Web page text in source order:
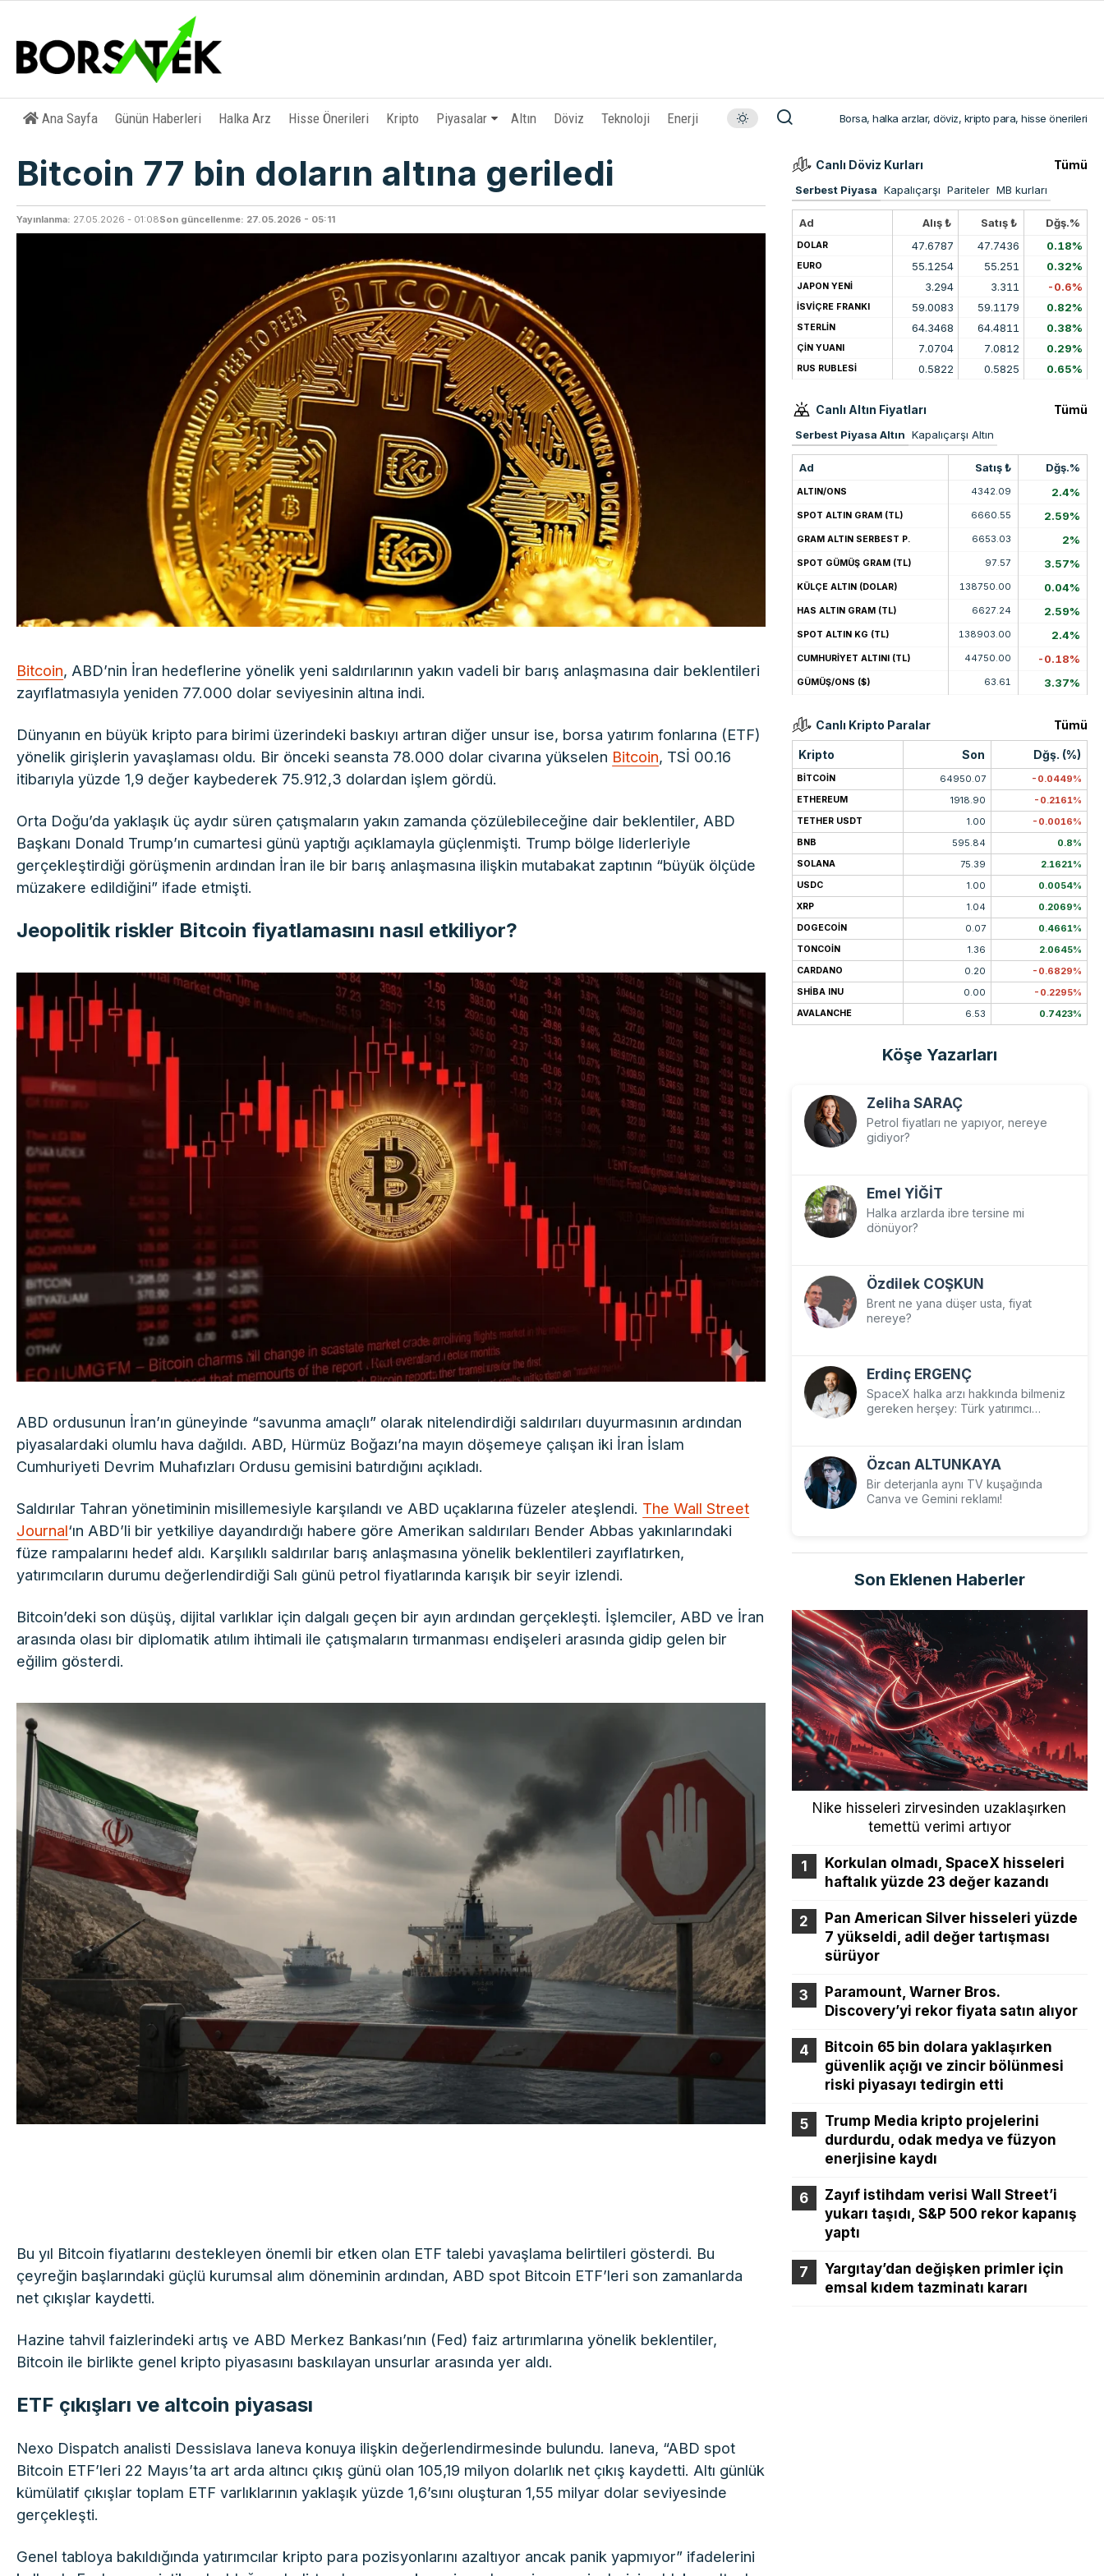
Ana Sayfa Günün Haberleri Halka Arz Hisse Önerileri Kripto Piyasalar Altın Döviz Teknoloji Enerji Borsa, halka arzlar, döviz, kripto para, hisse önerileri
Bitcoin 77 bin doların altına geriledi
Yayınlanma: 27.05.2026 - 01:08Son güncellenme: 27.05.2026 - 05:11
Bitcoin, ABD’nin İran hedeflerine yönelik yeni saldırılarının yakın vadeli bir barış anlaşmasına dair beklentileri
zayıflatmasıyla yeniden 77.000 dolar seviyesinin altına indi.
Dünyanın en büyük kripto para birimi üzerindeki baskıyı artıran diğer unsur ise, borsa yatırım fonlarına (ETF)
yönelik girişlerin yavaşlaması oldu. Bir önceki seansta 78.000 dolar civarına yükselen Bitcoin, TSİ 00.16
itibarıyla yüzde 1,9 değer kaybederek 75.912,3 dolardan işlem gördü.
Orta Doğu’da yaklaşık üç aydır süren çatışmaların yakın zamanda çözülebileceğine dair beklentiler, ABD
Başkanı Donald Trump’ın cumartesi günü yaptığı açıklamayla güçlenmişti. Trump bölge liderleriyle
gerçekleştirdiği görüşmenin ardından İran ile bir barış anlaşmasına ilişkin mutabakat zaptının “büyük ölçüde
müzakere edildiğini” ifade etmişti.
Jeopolitik riskler Bitcoin fiyatlamasını nasıl etkiliyor?
ABD ordusunun İran’ın güneyinde “savunma amaçlı” olarak nitelendirdiği saldırıları duyurmasının ardından
piyasalardaki olumlu hava dağıldı. ABD, Hürmüz Boğazı’na mayın döşemeye çalışan iki İran İslam
Cumhuriyeti Devrim Muhafızları Ordusu gemisini batırdığını açıkladı.
Saldırılar Tahran yönetiminin misillemesiyle karşılandı ve ABD uçaklarına füzeler ateşlendi. The Wall Street
Journal‘ın ABD’li bir yetkiliye dayandırdığı habere göre Amerikan saldırıları Bender Abbas yakınlarındaki
füze rampalarını hedef aldı. Karşılıklı saldırılar barış anlaşmasına yönelik beklentileri zayıflatırken,
yatırımcıların durumu değerlendirdiği Salı günü petrol fiyatlarında karışık bir seyir izlendi.
Bitcoin’deki son düşüş, dijital varlıklar için dalgalı geçen bir ayın ardından gerçekleşti. İşlemciler, ABD ve İran
arasında olası bir diplomatik atılım ihtimali ile çatışmaların tırmanması endişeleri arasında gidip gelen bir
eğilim gösterdi.
Bu yıl Bitcoin fiyatlarını destekleyen önemli bir etken olan ETF talebi yavaşlama belirtileri gösterdi. Bu
çeyreğin başlarındaki güçlü kurumsal alım döneminin ardından, ABD spot Bitcoin ETF’leri son zamanlarda
net çıkışlar kaydetti.
Hazine tahvil faizlerindeki artış ve ABD Merkez Bankası’nın (Fed) faiz artırımlarına yönelik beklentiler,
Bitcoin ile birlikte genel kripto piyasasını baskılayan unsurlar arasında yer aldı.
ETF çıkışları ve altcoin piyasası
Nexo Dispatch analisti Dessislava Ianeva konuya ilişkin değerlendirmesinde bulundu. Ianeva, “ABD spot
Bitcoin ETF’leri 22 Mayıs’ta art arda altıncı çıkış günü olan 105,19 milyon dolarlık net çıkış kaydetti. Altı günlük
kümülatif çıkışlar toplam ETF varlıklarının yaklaşık yüzde 1,6’sını oluşturan 1,55 milyar dolar seviyesinde
gerçekleşti.
Genel tabloya bakıldığında yatırımcılar kripto para pozisyonlarını azaltıyor ancak panik yapmıyor” ifadelerini
Canlı Döviz Kurları Tümü
Serbest Piyasa Kapalıçarşı Pariteler MB kurları
Ad Alış ₺ Satış ₺ Dğş.%
DOLAR 47.6787 47.7436 0.18%
EURO 55.1254 55.251 0.32%
JAPON YENİ 3.294 3.311 -0.6%
İSVİÇRE FRANKI 59.0083 59.1179 0.82%
STERLİN 64.3468 64.4811 0.38%
ÇİN YUANI 7.0704 7.0812 0.29%
RUS RUBLESİ 0.5822 0.5825 0.65%
Canlı Altın Fiyatları Tümü
Serbest Piyasa Altın Kapalıçarşı Altın
Ad Satış ₺ Dğş.%
ALTIN/ONS 4342.09 2.4%
SPOT ALTIN GRAM (TL) 6660.55 2.59%
GRAM ALTIN SERBEST P. 6653.03 2%
SPOT GÜMÜŞ GRAM (TL) 97.57 3.57%
KÜLÇE ALTIN (DOLAR) 138750.00 0.04%
HAS ALTIN GRAM (TL) 6627.24 2.59%
SPOT ALTIN KG (TL) 138903.00 2.4%
CUMHURİYET ALTINI (TL) 44750.00 -0.18%
GÜMÜŞ/ONS ($) 63.61 3.37%
Canlı Kripto Paralar Tümü
Kripto Son Dğş. (%)
BITCOIN 64950.07 -0.0449%
ETHEREUM 1918.90 -0.2161%
TETHER USDT 1.00 -0.0016%
BNB 595.84 0.8%
SOLANA 75.39 2.1621%
USDC 1.00 0.0054%
XRP 1.04 0.2069%
DOGECOIN 0.07 0.4661%
TONCOIN 1.36 2.0645%
CARDANO 0.20 -0.6829%
SHIBA INU 0.00 -0.2295%
AVALANCHE 6.53 0.7423%
Köşe Yazarları
Zeliha SARAÇ
Petrol fiyatları ne yapıyor, nereye
gidiyor?
Emel YİĞİT
Halka arzlarda ibre tersine mi
dönüyor?
Özdilek COŞKUN
Brent ne yana düşer usta, fiyat
nereye?
Erdinç ERGENÇ
SpaceX halka arzı hakkında bilmeniz
gereken herşey: Türk yatırımcı
Özcan ALTUNKAYA
Bir deterjanla aynı TV kuşağında
Canva ve Gemini reklamı!
Son Eklenen Haberler
Nike hisseleri zirvesinden uzaklaşırken
temettü verimi artıyor
Korkulan olmadı, SpaceX hisseleri
haftalık yüzde 23 değer kazandı
Pan American Silver hisseleri yüzde
7 yükseldi, adil değer tartışması
sürüyor
Paramount, Warner Bros.
Discovery’yi rekor fiyata satın alıyor
Bitcoin 65 bin dolara yaklaşırken
güvenlik açığı ve zincir bölünmesi
riski piyasayı tedirgin etti
Trump Media kripto projelerini
durdurdu, odak medya ve füzyon
enerjisine kaydı
Zayıf istihdam verisi Wall Street’i
yukarı taşıdı, S&P 500 rekor kapanış
yaptı
Yargıtay’dan değişken primler için
emsal kıdem tazminatı kararı